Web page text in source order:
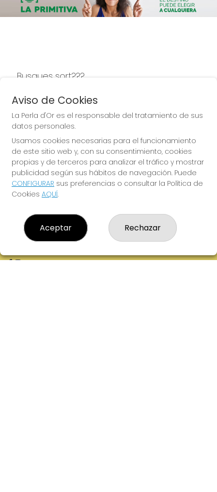
Busques sort???
LA PERLA D'OR
LA PERLA D'OR
¿Quiénes somos?
Comprar lotería
Resultados
Contacto
Empresas
Registro
Aviso de Cookies
La Perla d'Or es el responsable del tratamiento de sus
datos personales.
Usamos cookies necesarias para el funcionamiento
de este sitio web y, con su consentimiento, cookies
propias y de terceros para analizar el tráfico y mostrar
publicidad según sus hábitos de navegación. Puede
CONFIGURAR sus preferencias o consultar la Política de
Cookies AQUÍ.
Aceptar Rechazar